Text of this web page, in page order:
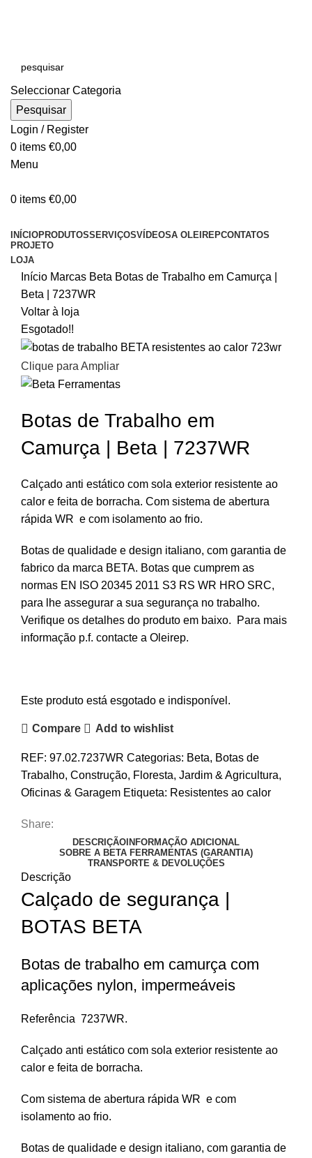
Seleccionar Categoria
Pesquisar
Login / Register
0 items €0,00
Menu
0 items €0,00
INÍCIOPRODUTOSSERVIÇOSVÍDEOSA OLEIREPCONTATOS
PROJETO
LOJA
Início Marcas Beta Botas de Trabalho em Camurça |
Beta | 7237WR
Voltar à loja
Esgotado!!
Clique para Ampliar
Botas de Trabalho em
Camurça | Beta | 7237WR
Calçado anti estático com sola exterior resistente ao
calor e feita de borracha. Com sistema de abertura
rápida WR e com isolamento ao frio.
Botas de qualidade e design italiano, com garantia de
fabrico da marca BETA. Botas que cumprem as
normas EN ISO 20345 2011 S3 RS WR HRO SRC,
para lhe assegurar a sua segurança no trabalho.
Verifique os detalhes do produto em baixo. Para mais
informação p.f. contacte a Oleirep.
Este produto está esgotado e indisponível.
Compare Add to wishlist
REF: 97.02.7237WR Categorias: Beta, Botas de
Trabalho, Construção, Floresta, Jardim & Agricultura,
Oficinas & Garagem Etiqueta: Resistentes ao calor
Share:
DESCRIÇÃO INFORMAÇÃO ADICIONAL
SOBRE A BETA FERRAMENTAS (GARANTIA)
TRANSPORTE & DEVOLUÇÕES
Descrição
Calçado de segurança |
BOTAS BETA
Botas de trabalho em camurça com
aplicações nylon, impermeáveis
Referência 7237WR.
Calçado anti estático com sola exterior resistente ao
calor e feita de borracha.
Com sistema de abertura rápida WR e com
isolamento ao frio.
Botas de qualidade e design italiano, com garantia de